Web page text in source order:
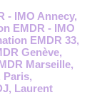
- IMO Annecy,
EMDR - IMO
EMDR 33,
Genève,
Marseille,
Paris,
, Laurent